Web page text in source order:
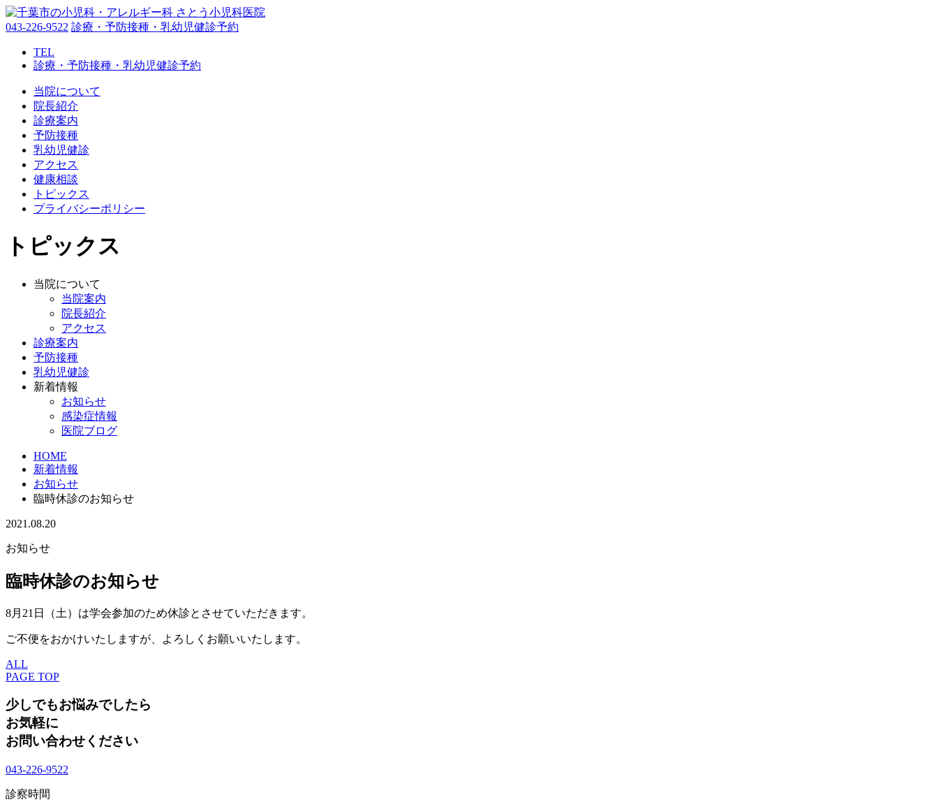
043-226-9522 診療・予防接種・乳幼児健診予約
TEL
診療・予防接種・乳幼児健診予約
当院について
院長紹介
診療案内
予防接種
乳幼児健診
アクセス
健康相談
トピックス
プライバシーポリシー
トピックス
当院について
当院案内
院長紹介
アクセス
診療案内
予防接種
乳幼児健診
新着情報
お知らせ
感染症情報
医院ブログ
HOME
新着情報
お知らせ
臨時休診のお知らせ
2021.08.20
お知らせ
臨時休診のお知らせ
8月21日（土）は学会参加のため休診とさせていただきます。
ご不便をおかけいたしますが、よろしくお願いいたします。
ALL
PAGE TOP
少しでもお悩みでしたら
お気軽に
お問い合わせください
043-226-9522
診察時間